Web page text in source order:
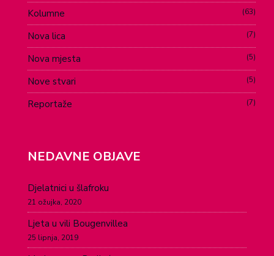
Kolumne 63
Nova lica 7
Nova mjesta 5
Nove stvari 5
Reportaže 7
NEDAVNE OBJAVE
Djelatnici u šlafroku
21 ožujka, 2020
Ljeta u vili Bougenvillea
25 lipnja, 2019